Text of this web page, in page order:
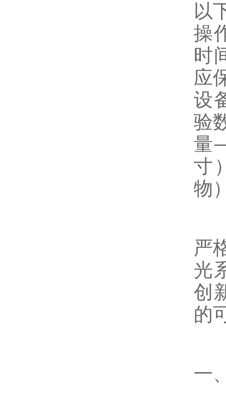
以
操
时
应
设
验
量
寸
物
严
光
创
的
一